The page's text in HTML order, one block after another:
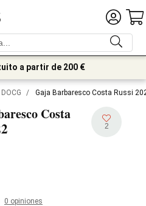
a partir de 200 €
/ Gaja Barbaresco Costa Russi
Costa
2
0 opiniones